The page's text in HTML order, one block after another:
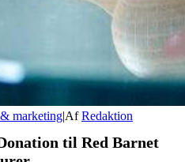
marketing|AfRedaktion
til Red Barnet